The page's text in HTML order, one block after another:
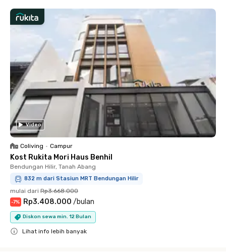
Video
Coliving • Campur
Kost Rukita Mori Haus Benhil
Bendungan Hilir, Tanah Abang
832 m dari Stasiun MRT Bendungan Hilir
mulai dari Rp3.668.000
-7% Rp3.408.000 /bulan
Diskon sewa min. 12 Bulan
Lihat info lebih banyak